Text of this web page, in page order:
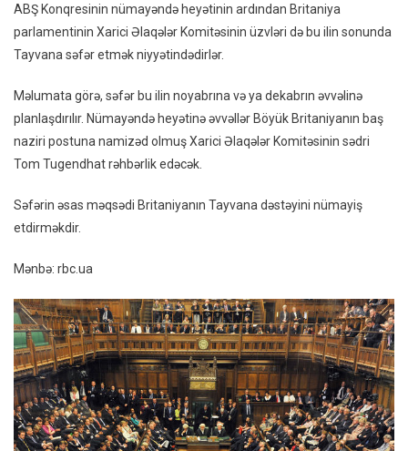
Üzvləri
Tayvana
Səfər
ABŞ Konqresinin nümayəndə heyətinin ardından Britaniya
parlamentinin Xarici Əlaqələr Komitəsinin üzvləri də bu ilin sonunda
Tayvana səfər etmək niyyətindədirlər.
Məlumata görə, səfər bu ilin noyabrına və ya dekabrın əvvəlinə
planlaşdırılır. Nümayəndə heyətinə əvvəllər Böyük Britaniyanın baş
naziri postuna namizəd olmuş Xarici Əlaqələr Komitəsinin sədri
Tom Tugendhat rəhbərlik edəcək.
Səfərin əsas məqsədi Britaniyanın Tayvana dəstəyini nümayiş
etdirməkdir.
Mənbə: rbc.ua